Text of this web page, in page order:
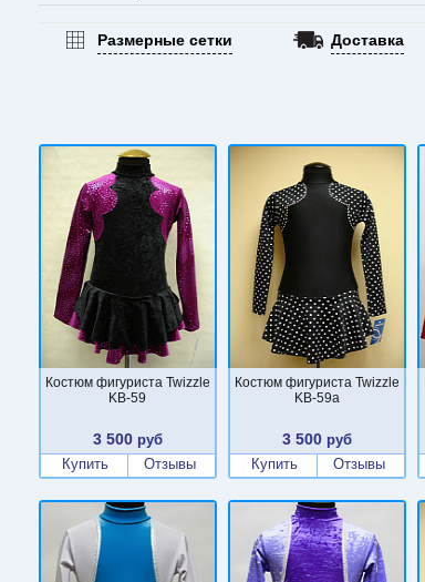
Размерные сетки Доставка
Костюм фигуриста Twizzle
KB-59
3 500руб
Купить
Отзывы
Костюм фигуриста Twizzle
KB-59a
3 500руб
Купить
Отзывы